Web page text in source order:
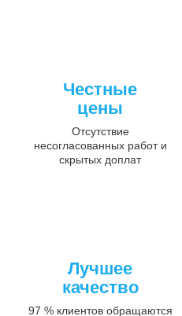
Честные
цены
Отсутствие
несогласованных работ и
скрытых доплат
Лучшее
качество
97 % клиентов обращаются